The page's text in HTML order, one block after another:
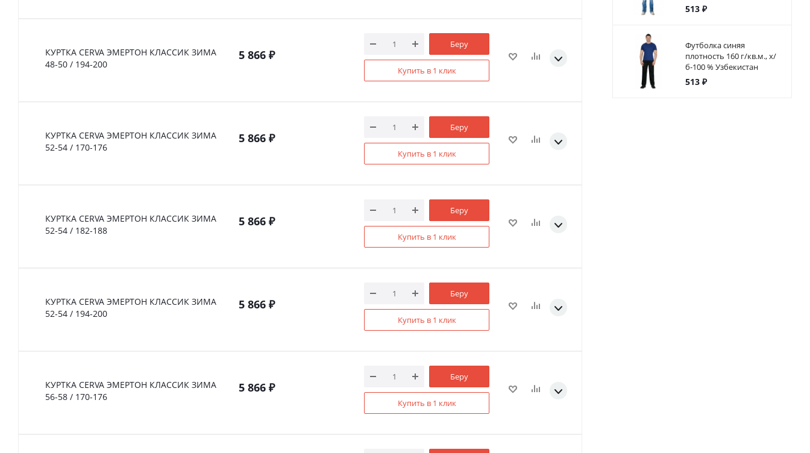
КУРТКА CERVA ЭМЕРТОН КЛАССИК ЗИМА
48-50 / 194-200
5 866 ₽
Беру
Купить в 1 клик
КУРТКА CERVA ЭМЕРТОН КЛАССИК ЗИМА
52-54 / 170-176
5 866 ₽
Беру
Купить в 1 клик
КУРТКА CERVA ЭМЕРТОН КЛАССИК ЗИМА
52-54 / 182-188
5 866 ₽
Беру
Купить в 1 клик
КУРТКА CERVA ЭМЕРТОН КЛАССИК ЗИМА
52-54 / 194-200
5 866 ₽
Беру
Купить в 1 клик
КУРТКА CERVA ЭМЕРТОН КЛАССИК ЗИМА
56-58 / 170-176
5 866 ₽
Беру
Купить в 1 клик
513 ₽
Футболка синяя
плотность 160 г/кв.м., х/
б-100 % Узбекистан
513 ₽